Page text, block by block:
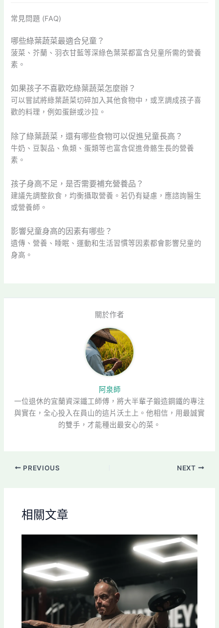
常見問題 (FAQ)
哪些綠葉蔬菜最適合兒童？
菠菜、芥蘭、羽衣甘藍等深綠色葉菜都富含兒童所需的營養
素。
如果孩子不喜歡吃綠葉蔬菜怎麼辦？
可以嘗試將綠葉蔬菜切碎加入其他食物中，或烹調成孩子喜
歡的料理，例如蛋餅或沙拉。
除了綠葉蔬菜，還有哪些食物可以促進兒童長高？
牛奶、豆製品、魚類、蛋類等也富含促進骨骼生長的營養
素。
孩子身高不足，是否需要補充營養品？
建議先調整飲食，均衡攝取營養。若仍有疑慮，應諮詢醫生
或營養師。
影響兒童身高的因素有哪些？
遺傳、營養、睡眠、運動和生活習慣等因素都會影響兒童的
身高。
關於作者
阿泉師
一位退休的宜蘭資深鐵工師傅，將大半輩子鍛造鋼鐵的專注
與實在，全心投入在員山的這片沃土上。他相信，用最誠實
的雙手，才能種出最安心的菜。
PREVIOUS NEXT
相關文章